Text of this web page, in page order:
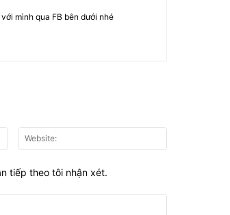
mình qua FB bên dưới nhé
Email:*
tiếp theo tôi nhận xét.